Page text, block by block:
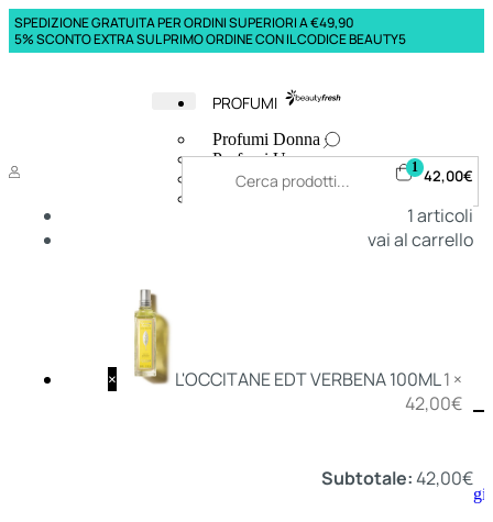
SPEDIZIONE GRATUITA PER ORDINI SUPERIORI A €49,90
5% SCONTO EXTRA SUL PRIMO ORDINE CON IL CODICE BEAUTY5
PROFUMI
Profumi Donna
Profumi Uomo
Deodoranti Donna
Deo
Aggiungi
1 42,00€
1articoli
vai al carrello
× L'OCCITANE EDT VERBENA 100ML1 ×
42,00€
Subtotale:42,00€